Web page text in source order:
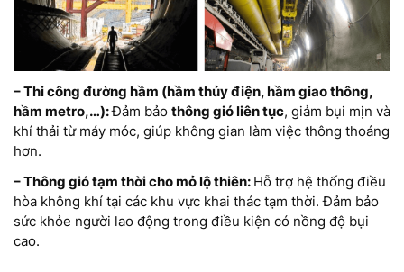
– Thi công đường hầm (hầm thủy điện, hầm giao thông,
hầm metro,…):Đảm bảo thông gió liên tục, giảm bụi mịn và
khí thải từ máy móc, giúp không gian làm việc thông thoáng
hơn.
– Thông gió tạm thời cho mỏ lộ thiên: Hỗ trợ hệ thống điều
hòa không khí tại các khu vực khai thác tạm thời.Đảm bảo
sức khỏe người lao động trong điều kiện có nồng độ bụi
cao.